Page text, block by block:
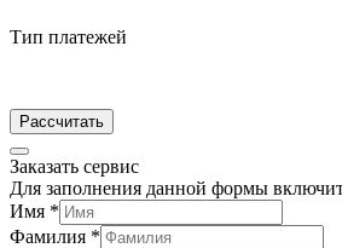
Тип платежей
Рассчитать
Заказать сервис
Для заполнения данной формы
Имя *
Фамилия *